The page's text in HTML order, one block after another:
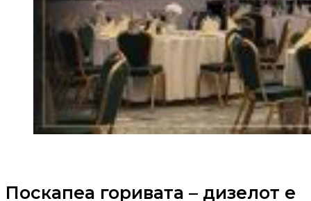
Поскапеа горивата – дизелот е